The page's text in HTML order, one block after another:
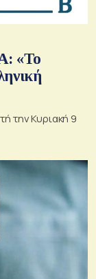
«Το
την Κυριακή 9